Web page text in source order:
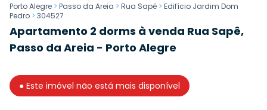
Porto Alegre > Passo da Areia > Rua Sapê > Edifício Jardim Dom
Pedro > 304527
Apartamento 2 dorms à venda Rua Sapê,
Passo da Areia - Porto Alegre
● Este imóvel não está mais disponível